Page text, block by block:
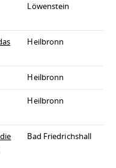
Löwenstein
Heilbronn
Heilbronn
Heilbronn
Bad Friedrichshall